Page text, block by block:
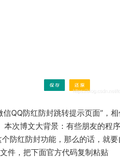
QQ防红防封跳转提示页面”，
次博文大背景：有些朋友的程
防红防封功能，那么的话，就要
件，把下面官方代码复制粘贴